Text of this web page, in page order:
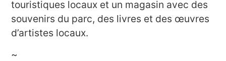
touristiques locaux et un magasin avec des
souvenirs du parc, des livres et des œuvres
d’artistes locaux.
~